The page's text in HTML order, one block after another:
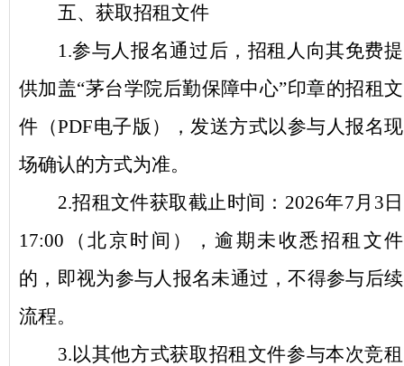
五、获取招租文件
1.参与人报名通过后 ， 招租人 向其免费提
供加盖“茅台学院后勤保障中心”印章的招租文
件（PDF电子版），发送方式以参与人报名现
场确认的方式为准。
2.招租文件获取截止时间： 2026年7月3日
1 7:00（北京时间） ， 逾期未收悉招租文件
的 ，即视为参与人 报名未通过，不得参与后续
流程。
3.以其他方式获取招租文件参与本次竞租